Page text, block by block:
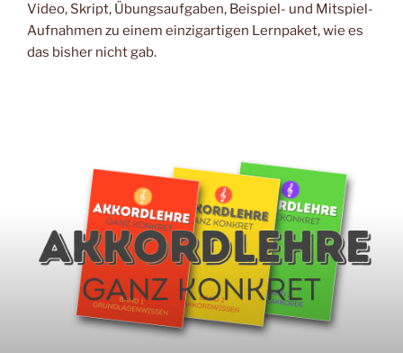
Video, Skript, Übungsaufgaben, Beispiel- und Mitspiel-
Aufnahmen zu einem einzigartigen Lernpaket, wie es
das bisher nicht gab.